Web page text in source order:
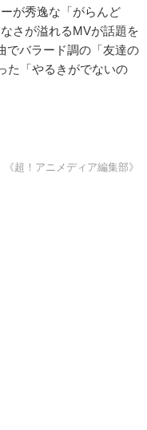
が秀逸な「がらんど
さが溢れるMVが話題を
バラード調の「友達の
た「やるきがでないの
《超！アニメディア編集部》